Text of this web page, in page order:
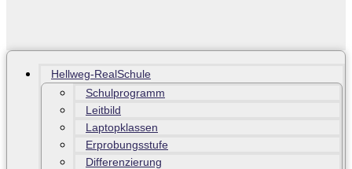
Hellweg-RealSchule
Schulprogramm
Leitbild
Laptopklassen
Erprobungsstufe
Differenzierung